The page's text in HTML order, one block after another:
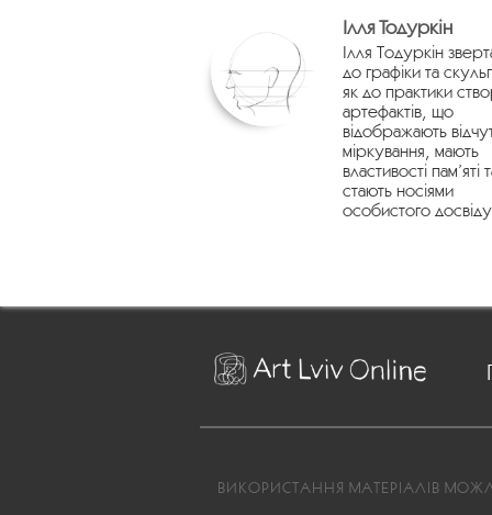
Ілля Тодуркін
Ілля Тодуркін
до графіки та
як до практики
артефактів, що
відображають
міркування, мають
властивості пам’яті
стають носіями
особистого досвіду
ВИКОРИСТАННЯ МАТЕРІАЛІВ